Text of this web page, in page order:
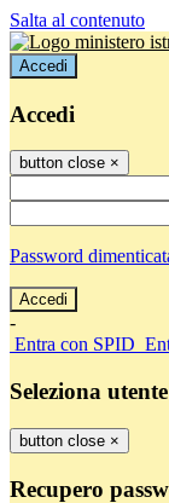
Salta al contenuto
Accedi
Accedi
button close ×
Password
-
Entra con SPID
Seleziona utente
button close ×
Recupero